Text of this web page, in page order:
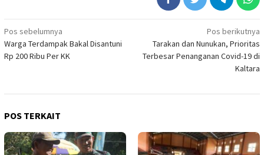
Navigasi
pos
Pos sebelumnya
Warga Terdampak Bakal Disantuni
Rp 200 Ribu Per KK
Pos berikutnya
Tarakan dan Nunukan, Prioritas
Terbesar Penanganan Covid-19 di
Kaltara
POS TERKAIT